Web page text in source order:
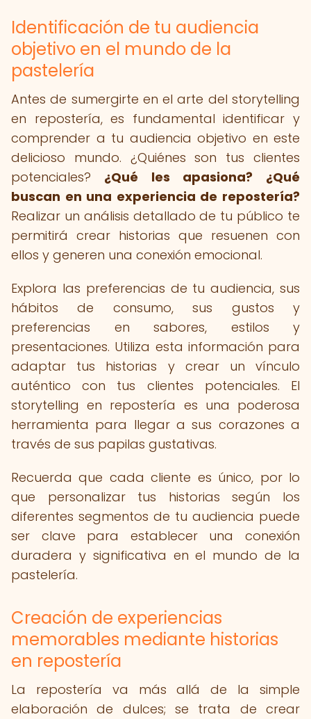
Identificación de tu audiencia
objetivo en el mundo de la
pastelería
Antes de sumergirte en el arte del storytelling
en repostería, es fundamental identificar y
comprender a tu audiencia objetivo en este
delicioso mundo. ¿Quiénes son tus clientes
potenciales? ¿Qué les apasiona?
¿Qué
buscan en una experiencia de repostería?
Realizar un análisis detallado de tu público te
permitirá crear historias que resuenen con
ellos y generen una conexión emocional.
Explora las preferencias de tu audiencia, sus
hábitos de consumo, sus gustos y
preferencias en sabores, estilos y
presentaciones. Utiliza esta información para
adaptar tus historias y crear un vínculo
auténtico con tus clientes potenciales. El
storytelling en repostería es una poderosa
herramienta para llegar a sus corazones a
través de sus papilas gustativas.
Recuerda que cada cliente es único, por lo
que personalizar tus historias según los
diferentes segmentos de tu audiencia puede
ser clave para establecer una conexión
duradera y significativa en el mundo de la
pastelería.
Creación de experiencias
memorables mediante historias
en repostería
La repostería va más allá de la simple
elaboración de dulces; se trata de crear